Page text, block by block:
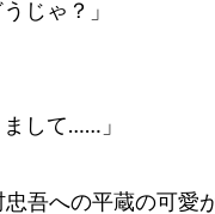
じゃ？」
して……」
吾への平蔵の可愛